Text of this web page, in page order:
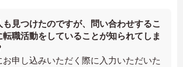
も見つけたのですが、問い合わせするこ
転職活動をしていることが知られてしま
申し込みいただく際に入力いただいた